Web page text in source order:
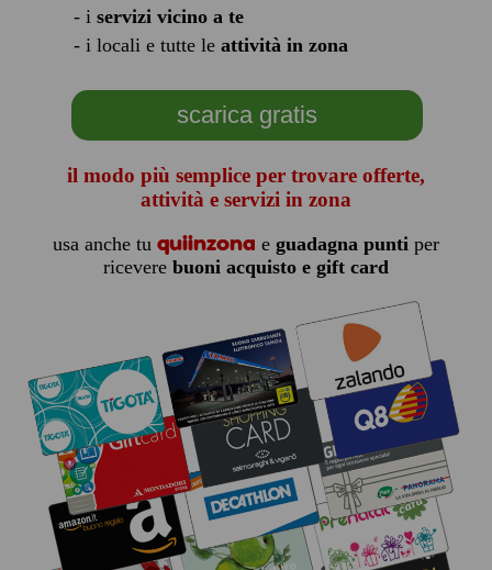
- i servizi vicino a te
- i locali e tutte le attività in zona
scarica gratis
il modo più semplice per trovare offerte,
attività e servizi in zona
usa anche tu quiinzona e guadagna puntiper
ricevere buoni acquisto e gift card